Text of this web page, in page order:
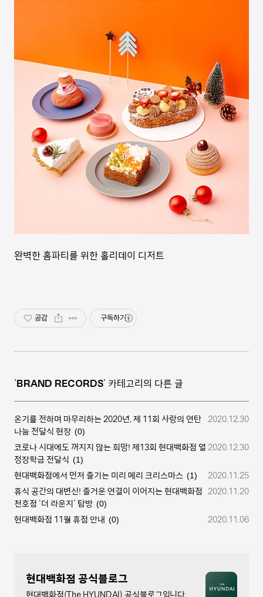
완벽한 홈파티를 위한 홀리데이 디저트
공감 구독하기
'BRAND RECORDS' 카테고리의 다른 글
온기를 전하며 마무리하는 2020년, 제 11회 사랑의 연탄
나눔 전달식 현장 (0)
2020.12.30
코로나 시대에도 꺼지지 않는 희망! 제13회 현대백화점 열
정장학금 전달식 (1)
2020.12.30
현대백화점에서 먼저 즐기는 미리 메리 크리스마스 (1)
2020.11.25
휴식 공간의 대변신! 즐거운 연결이 이어지는 현대백화점
천호점 '더 라운지' 탐방 (0)
2020.11.20
현대백화점 11월 휴점 안내 (0) 2020.11.06
현대백화점 공식블로그
현대백화점(The HYUNDAI) 공식블로그입니다.